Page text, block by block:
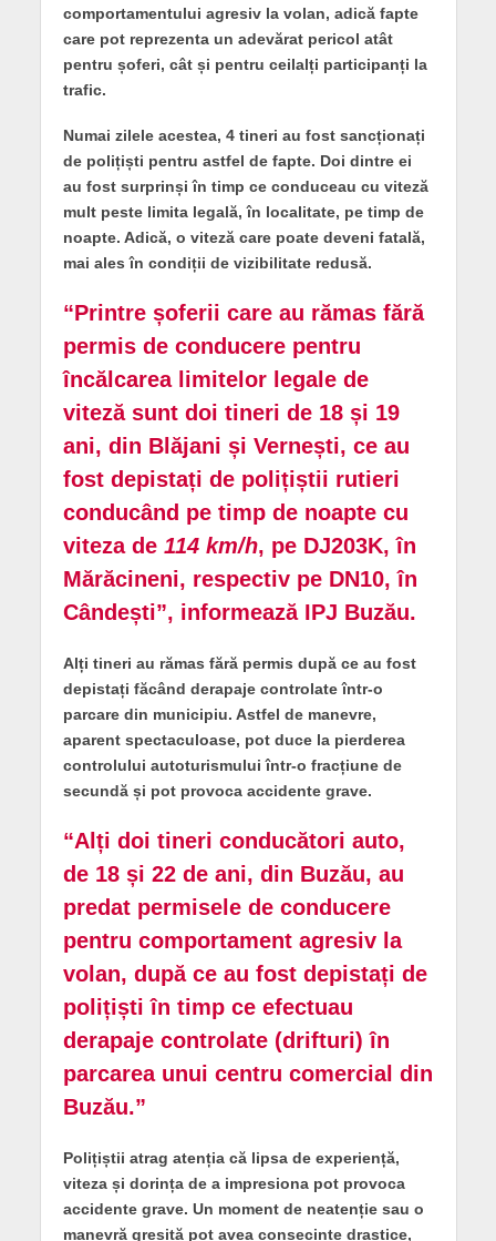
comportamentului agresiv la volan, adică fapte
care pot reprezenta un adevărat pericol atât
pentru șoferi, cât și pentru ceilalți participanți la
trafic.
Numai zilele acestea, 4 tineri au fost sancționați
de polițiști pentru astfel de fapte. Doi dintre ei
au fost surprinși în timp ce conduceau cu viteză
mult peste limita legală, în localitate, pe timp de
noapte. Adică, o viteză care poate deveni fatală,
mai ales în condiții de vizibilitate redusă.
“Printre șoferii care au rămas fără
permis de conducere pentru
încălcarea limitelor legale de
viteză sunt doi tineri de 18 și 19
ani, din Blăjani și Vernești, ce au
fost depistați de polițiștii rutieri
conducând pe timp de noaptecu
viteza de 114 km/h, pe DJ203K, în
Mărăcineni, respectiv pe DN10, în
Cândești”, informează IPJ Buzău.
Alți tineri au rămas fără permis după ce au fost
depistați făcând derapaje controlate într-o
parcare din municipiu. Astfel de manevre,
aparent spectaculoase, pot duce la pierderea
controlului autoturismului într-o fracțiune de
secundă și pot provoca accidente grave.
“Alți doi tineri conducători auto,
de 18 și 22 de ani, din Buzău, au
predat permisele de conducere
pentru comportament agresiv la
volan, după ce au fost depistați de
polițiști în timp ce efectuau
derapaje controlate (drifturi) în
parcarea unui centru comercial din
Buzău.”
Polițiștii atrag atenția că lipsa de experiență,
viteza și dorința de a impresiona pot provoca
accidente grave. Un moment de neatenție sau o
manevră greșită pot avea consecințe drastice,